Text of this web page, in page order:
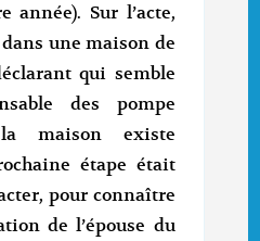
année). Sur l’acte,
une maison de
qui semble
des pompe
maison existe
étape était
pour connaître
de l’épouse du